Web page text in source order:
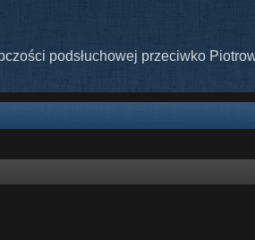
podsłuchowej przeciwko